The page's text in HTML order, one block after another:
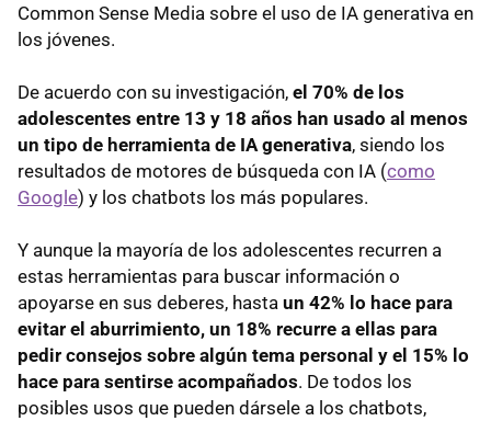
Common Sense Media sobre el uso de IA generativa en
los jóvenes.
De acuerdo con su investigación, el 70% de los
adolescentes entre 13 y 18 años han usado al menos
un tipo de herramienta de IA generativa, siendo los
resultados de motores de búsqueda con IA (como
Google) y los chatbots los más populares.
Y aunque la mayoría de los adolescentes recurren a
estas herramientas para buscar información o
apoyarse en sus deberes, hasta un 42% lo hace para
evitar el aburrimiento, un 18% recurre a ellas para
pedir consejos sobre algún tema personal y el 15% lo
hace para sentirse acompañados. De todos los
posibles usos que pueden dársele a los chatbots,